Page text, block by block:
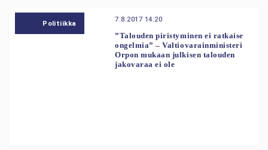
Politiikka 7.8.2017 14:20
”Talouden piristyminen ei ratkaise
ongelmia” – Valtiovarainministeri
Orpon mukaan julkisen talouden
jakovaraa ei ole